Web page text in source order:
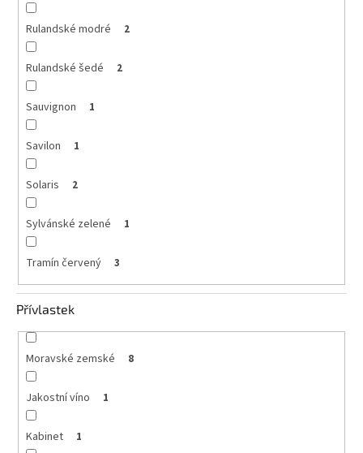
Rulandské modré 2
Rulandské šedé 2
Sauvignon 1
Savilon 1
Solaris 2
Sylvánské zelené 1
Tramín červený 3
Přívlastek
Moravské zemské 8
Jakostní víno 1
Kabinet 1